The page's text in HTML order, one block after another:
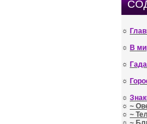
☼
☼ В
☼
☼
☼
☼ ~
☼ ~